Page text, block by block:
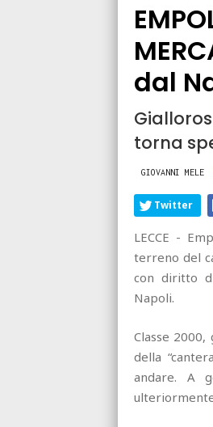
dal
torna
GIOVANNI MELE
Twitter
LECCE -
terreno del
con diritto
Napoli.
Classe
della
andare. A